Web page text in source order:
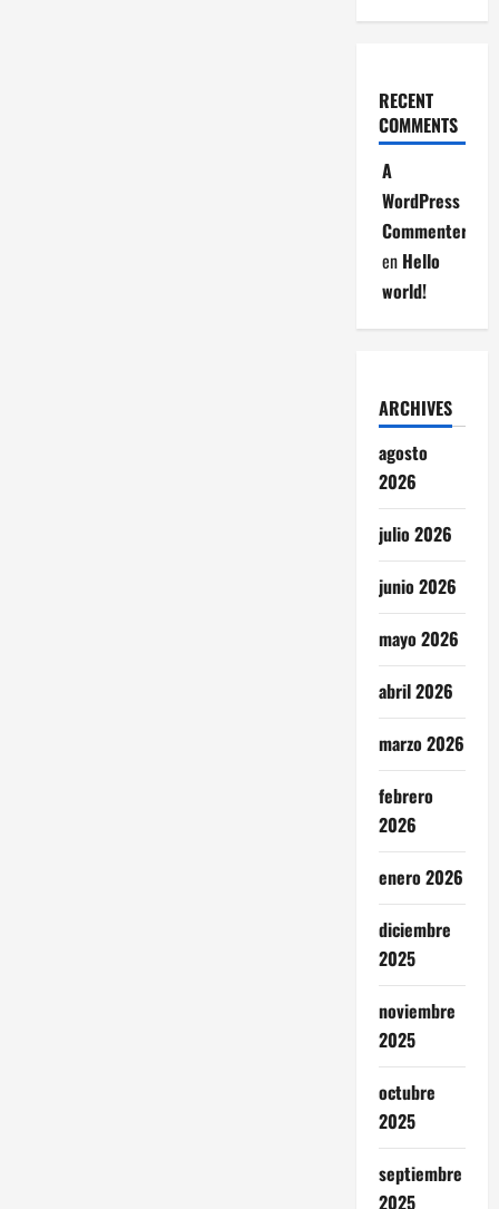
RECENT
COMMENTS
A
WordPress
Commenter
en Hello
world!
ARCHIVES
agosto
2026
julio 2026
junio 2026
mayo 2026
abril 2026
marzo 2026
febrero
2026
enero 2026
diciembre
2025
noviembre
2025
octubre
2025
septiembre
2025